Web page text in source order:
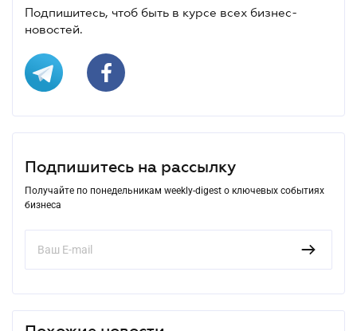
Подпишитесь, чтоб быть в курсе всех бизнес-
новостей.
Подпишитесь на рассылку
Получайте по понедельникам weekly-digest о ключевых событиях
бизнеса